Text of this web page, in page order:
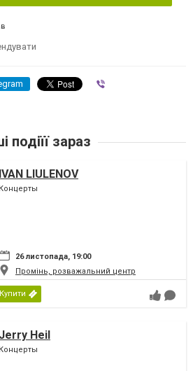
подіїї зараз
IVAN LIULENOV
Концерты
26 листопада, 19:00
Промінь, розважальний центр
Купити
Jerry Heil
Концерты